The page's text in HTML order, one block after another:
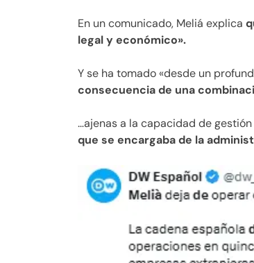
En un comunicado, Meliá explica
legal y económico».
Y se ha tomado «desde un
consecuencia de una
…ajenas a la capacidad de
que se encargaba de la